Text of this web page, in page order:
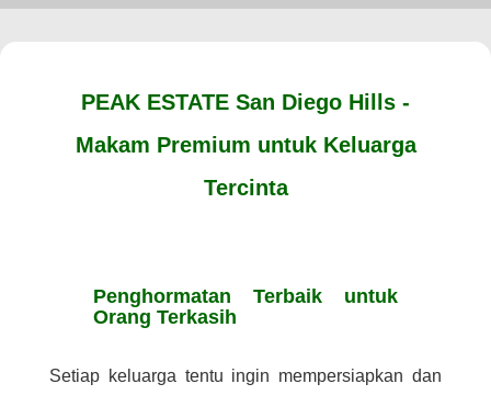
PEAK ESTATE San Diego Hills -
Makam Premium untuk Keluarga
Tercinta
Penghormatan Terbaik untuk
Orang Terkasih
Setiap keluarga tentu ingin mempersiapkan dan